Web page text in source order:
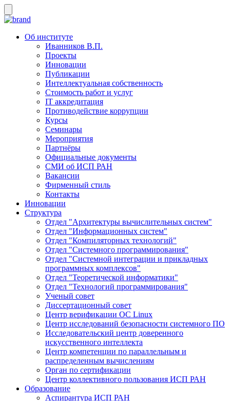
Об институте
Иванников В.П.
Проекты
Инновации
Публикации
Интеллектуальная собственность
Стоимость работ и услуг
IT аккредитация
Противодействие коррупции
Курсы
Семинары
Мероприятия
Партнёры
Официальные документы
СМИ об ИСП РАН
Вакансии
Фирменный стиль
Контакты
Инновации
Структура
Отдел "Архитектуры вычислительных систем"
Отдел "Информационных систем"
Отдел "Компиляторных технологий"
Отдел "Системного программирования"
Отдел "Системной интеграции и прикладных
программных комплексов"
Отдел "Теоретической информатики"
Отдел "Технологий программирования"
Ученый совет
Диссертационный совет
Центр верификации ОС Linux
Центр исследований безопасности системного ПО
Исследовательский центр доверенного
искусственного интеллекта
Центр компетенции по параллельным и
распределенным вычислениям
Орган по сертификации
Центр коллективного пользования ИСП РАН
Образование
Аспирантура ИСП РАН